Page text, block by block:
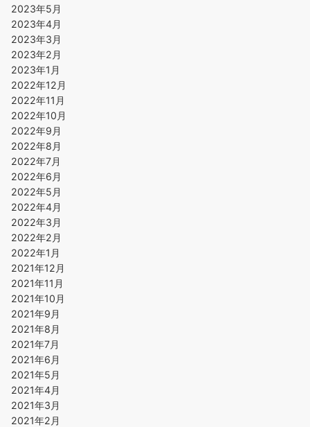
2023年5月
2023年4月
2023年3月
2023年2月
2023年1月
2022年12月
2022年11月
2022年10月
2022年9月
2022年8月
2022年7月
2022年6月
2022年5月
2022年4月
2022年3月
2022年2月
2022年1月
2021年12月
2021年11月
2021年10月
2021年9月
2021年8月
2021年7月
2021年6月
2021年5月
2021年4月
2021年3月
2021年2月